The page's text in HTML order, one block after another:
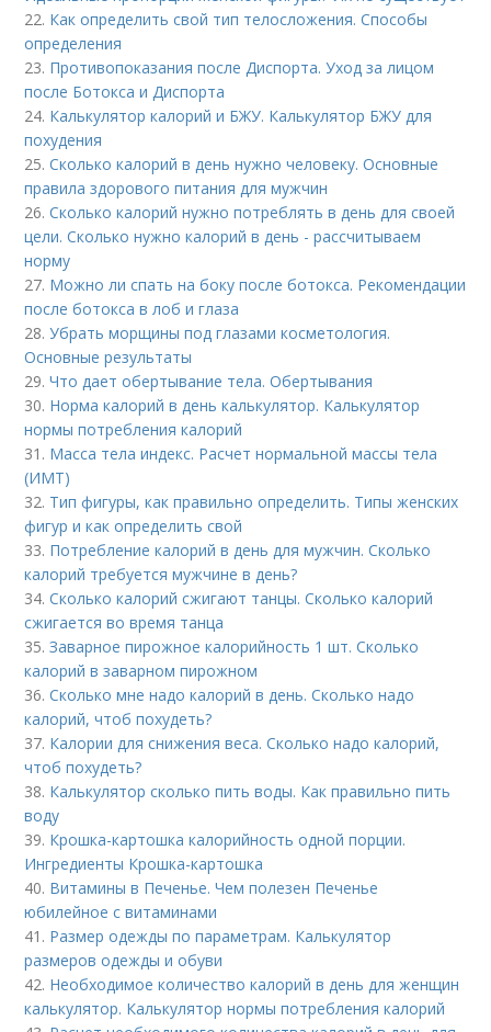
22. Как определить свой тип телосложения. Способы
определения
23. Противопоказания после Диспорта. Уход за лицом
после Ботокса и Диспорта
24. Калькулятор калорий и БЖУ. Калькулятор БЖУ для
похудения
25.Сколько калорий в день нужно человеку. Основные
правила здорового питания для мужчин
26.Сколько калорий нужно потреблять в день для своей
цели. Сколько нужно калорий в день - рассчитываем
норму
27. Можно ли спать на боку после ботокса. Рекомендации
после ботокса в лоб и глаза
28.Убрать морщины под глазами косметология.
Основные результаты
29.Что дает обертывание тела. Обертывания
30. Норма калорий в день калькулятор. Калькулятор
нормы потребления калорий
31. Масса тела индекс. Расчет нормальной массы тела
(ИМТ)
32. Тип фигуры, как правильно определить. Типы женских
фигур и как определить свой
33. Потребление калорий в день для мужчин. Сколько
калорий требуется мужчине в день?
34.Сколько калорий сжигают танцы. Сколько калорий
сжигается во время танца
35.Заварное пирожное калорийность 1 шт. Сколько
калорий в заварном пирожном
36.Сколько мне надо калорий в день. Сколько надо
калорий, чтоб похудеть?
37. Калории для снижения веса. Сколько надо калорий,
чтоб похудеть?
38. Калькулятор сколько пить воды. Как правильно пить
воду
39. Крошка-картошка калорийность одной порции.
Ингредиенты Крошка-картошка
40. Витамины в Печенье. Чем полезен Печенье
юбилейное с витаминами
41. Размер одежды по параметрам. Калькулятор
размеров одежды и обуви
42. Необходимое количество калорий в день для женщин
калькулятор. Калькулятор нормы потребления калорий